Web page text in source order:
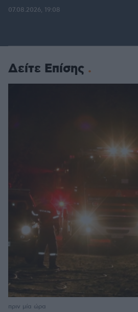
07.08.2026, 19:08
Δείτε Επίσης
πριν μία ώρα